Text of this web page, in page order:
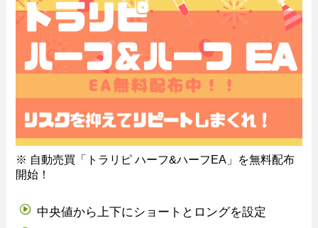
※ 自動売買「トラリピ ハーフ&ハーフEA」を無料配布
開始！
中央値から上下にショートとロングを設定